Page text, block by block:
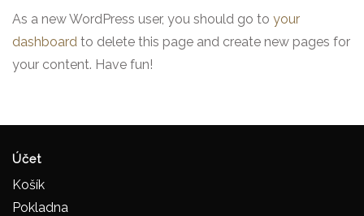
As a new WordPress user, you should go to your
dashboard to delete this page and create new pages for
your content. Have fun!
Účet
Košík
Pokladna